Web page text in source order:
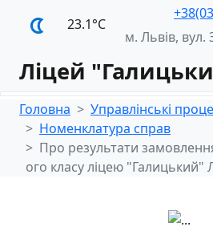
23.1°С
м. Львів, вул.
Ліцей
Головна
Управлінські
Номенклатура справ
Про результати
ого класу ліцею "Галицький"